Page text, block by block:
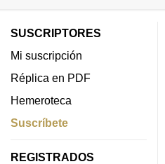
SUSCRIPTORES
Mi suscripción
Réplica en PDF
Hemeroteca
Suscríbete
REGISTRADOS